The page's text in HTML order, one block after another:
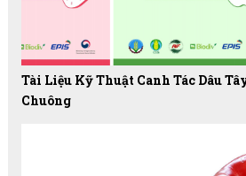
Tài Liệu Kỹ Thuật Canh Tác Dâu
Chuông